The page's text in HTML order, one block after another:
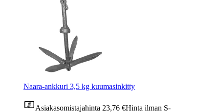
Naara-ankkuri 3,5 kg kuumasinkitty
Asiakasomistajahinta 23,76 €Hinta ilman S-